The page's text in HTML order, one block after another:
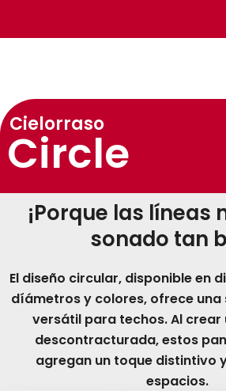
Cielorraso
Circle
¡Porque las líneas
sonado tan
El diseño circular, disponible en
díámetros y colores, ofrece
versátil para techos. Al crear
descontracturada, estos
agregan un toque distintivo
espacios.